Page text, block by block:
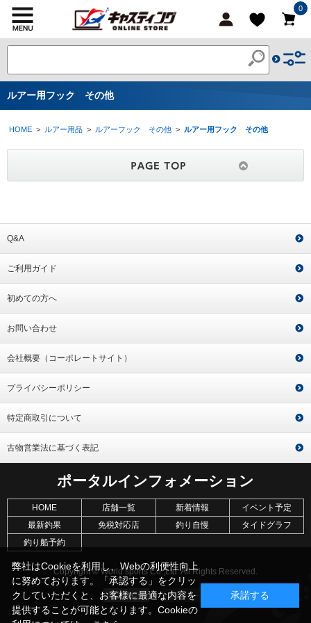
0
ルアー用フック その他
HOME > ルアー用品 > ルアーフック その他 > ルアー用フック その他
Q&A
ご利用ガイド
初めての方へ
お問い合わせ
会社概要（コーポレートサイト）
プライバシーポリシー
特定商取引について
古物営業法に基づく表記
ポータルインフォメーション
HOME 店舗一覧 新着情報
イベント予定
最新釣果
免税対応店 釣り自慢
タイドグラフ
釣り船予約
Copyright © World sports Co.,Ltd. All Rights Reserved.
弊社はCookieを利用し、Webの利便性向上
に努めております。「承認する」をクリッ
クしていただくと、お客様に最適な内容を
提供することが可能となります。Cookieの
承諾する